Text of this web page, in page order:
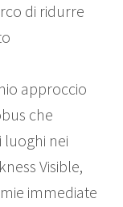
di ridurre
approccio
che
nei
Visible,
immediate